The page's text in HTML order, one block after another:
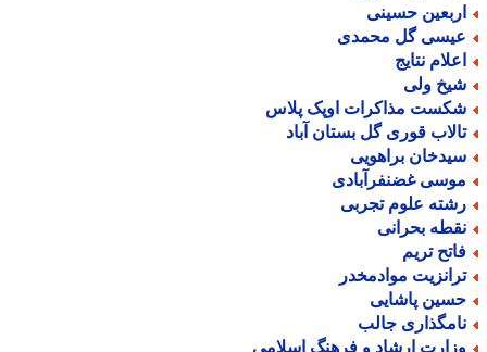
حسینی
گل محمدی
نتایج
ولی
مذاکرات اوپک پلاس
قوری گل بستان آباد
براهویی
غضنفرآبادی
علوم تجربی
بحرانی
تریم
موادمخدر
پاشایی
جالب
ارشاد و فرهنگ اسلامی